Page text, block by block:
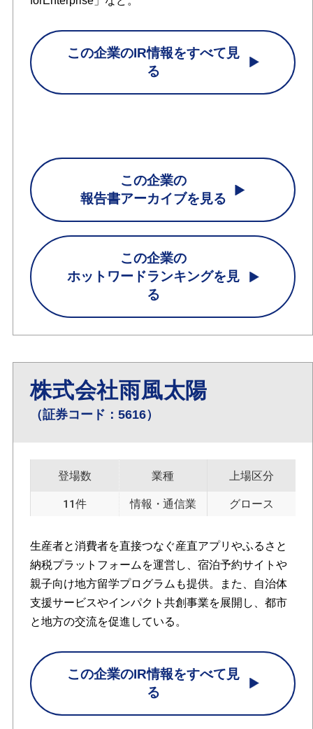
この企業のIR情報をすべて見
る
この企業の
報告書アーカイブを見る
この企業の
ホットワードランキングを見
る
株式会社雨風太陽
（証券コード：5616）
登場数
11件
業種
情報・通信業
上場区分
グロース
生産者と消費者を直接つなぐ産直アプリやふるさと
納税プラットフォームを運営し、宿泊予約サイトや
親子向け地方留学プログラムも提供。また、自治体
支援サービスやインパクト共創事業を展開し、都市
と地方の交流を促進している。
この企業のIR情報をすべて見
る